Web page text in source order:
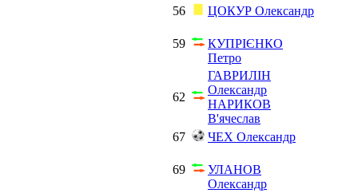
56 ЦОКУР Олександр
59
КУПРІЄНКО
Петро
62
ГАВРИЛІН
Олександр
НАРИКОВ
В'ячеслав
67
ЧЕХ Олександр
69
УЛАНОВ
Олександр